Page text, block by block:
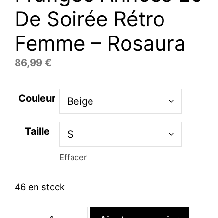
De Soirée Rétro
Femme – Rosaura
86,99 €
Couleur
Taille
Effacer
46 en stock